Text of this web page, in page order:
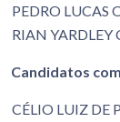
PEDRO LUCAS
RIAN YARDLEY
Candidatos
CÉLIO LUIZ DE